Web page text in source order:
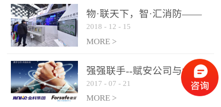
力和闲难，同时也将造成
巨大的经济损失和社会影
响，基至还会造成人员伤
亡。图像型火灾探测器正
是针对这种高大空间建筑
物的消防设施、设备通过
现场图像的实时获取、预
处理和特征提取分析，实
物·联天下，智·汇消防——
赋安F&S 2018上海消防展圆
满落幕
2018 - 12 - 15
MORE >
强强联手--赋安公司与金科
集团达成战略合作协议
2017 - 07 - 21
MORE >